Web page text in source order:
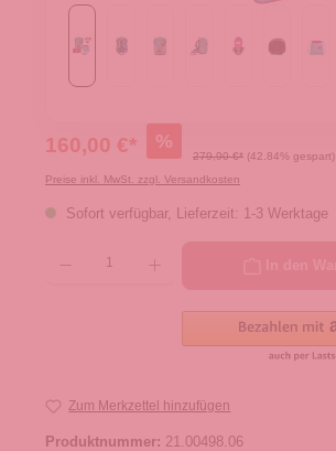
160,00 €* %
279,90 €* (42.84% gespart)
Preise inkl. MwSt. zzgl. Versandkosten
Sofort verfügbar, Lieferzeit: 1-3 Werktage
Zum Merkzettel hinzufügen
Produktnummer: 21.00498.06